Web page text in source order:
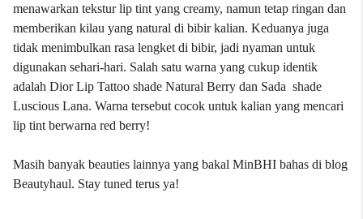
menawarkan tekstur lip tint yang creamy, namun tetap ringan dan
memberikan kilau yang natural di bibir kalian. Keduanya juga
tidak menimbulkan rasa lengket di bibir, jadi nyaman untuk
digunakan sehari-hari. Salah satu warna yang cukup identik
adalah Dior Lip Tattoo shade Natural Berry dan Sada shade
Luscious Lana. Warna tersebut cocok untuk kalian yang mencari
lip tint berwarna red berry!
Masih banyak beauties lainnya yang bakal MinBHI bahas di blog
Beautyhaul. Stay tuned terus ya!